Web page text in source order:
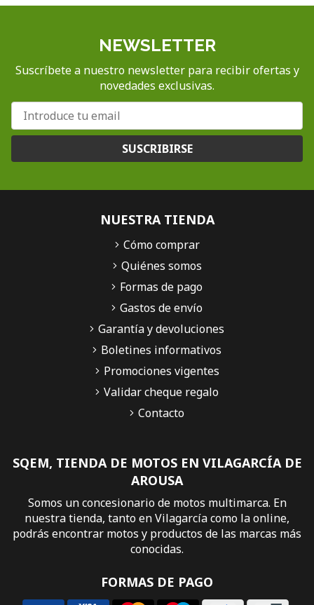
NEWSLETTER
Suscríbete a nuestro newsletter para recibir ofertas y
novedades exclusivas.
SUSCRIBIRSE
SQEM, TIENDA DE MOTOS EN VILAGARCÍA DE
AROUSA
Somos un concesionario de motos multimarca. En
nuestra tienda, tanto en Vilagarcía como la online,
podrás encontrar motos y productos de las marcas más
conocidas.
FORMAS DE PAGO
NUESTRA TIENDA
Cómo comprar
Quiénes somos
Formas de pago
Gastos de envío
Garantía y devoluciones
Boletines informativos
Promociones vigentes
Validar cheque regalo
Contacto